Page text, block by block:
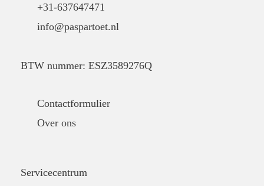
+31-637647471
info@paspartoet.nl
BTW nummer: ESZ3589276Q
Contactformulier
Over ons
Servicecentrum